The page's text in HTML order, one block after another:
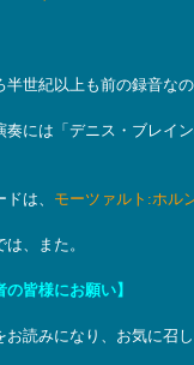
半世紀以上も前の録音な
奏には「デニス・ブレイ
ドは、 モーツァルト:ホル
は、また。
の皆様にお願い】
お読みになり、お気に召し